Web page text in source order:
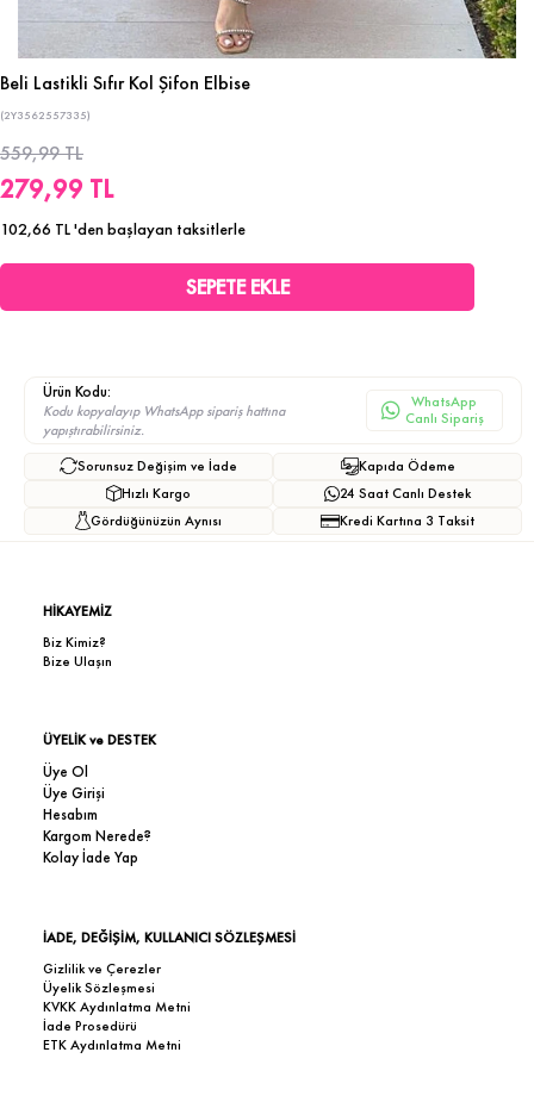
Beli Lastikli Sıfır Kol Şifon Elbise
(2Y3562557335)
559,99 TL
279,99 TL
102,66 TL'den başlayan taksitlerle
Ürün Kodu:
Kodu kopyalayıp WhatsApp sipariş hattına
yapıştırabilirsiniz.
WhatsApp
Canlı Sipariş
Sorunsuz Değişim ve İade
Hızlı Kargo
Gördüğünüzün Aynısı
Kapıda Ödeme
24 Saat Canlı Destek
Kredi Kartına 3 Taksit
HİKAYEMİZ
Biz Kimiz?
Bize Ulaşın
ÜYELİK ve DESTEK
Üye Ol
Üye Girişi
Hesabım
Kargom Nerede?
Kolay İade Yap
İADE, DEĞİŞİM, KULLANICI SÖZLEŞMESİ
Gizlilik ve Çerezler
Üyelik Sözleşmesi
KVKK Aydınlatma Metni
İade Prosedürü
ETK Aydınlatma Metni